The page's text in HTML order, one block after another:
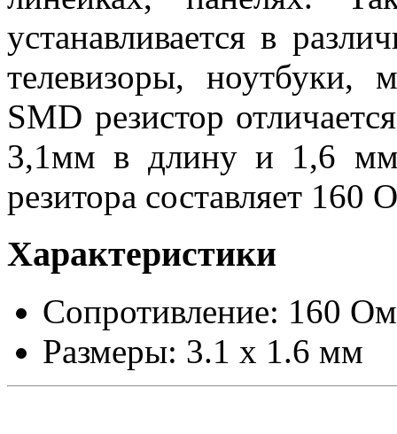
устанавливается в
телевизоры, ноутбуки,
SMD резистор
3,1мм в длину и 1,6
резитора составляет 160
Характеристики
Сопротивление: 160 Ом
Размеры: 3.1 x 1.6 мм